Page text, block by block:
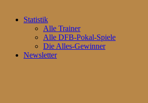
Statistik
Alle Trainer
Alle DFB-Pokal-Spiele
Die Alles-Gewinner
Newsletter